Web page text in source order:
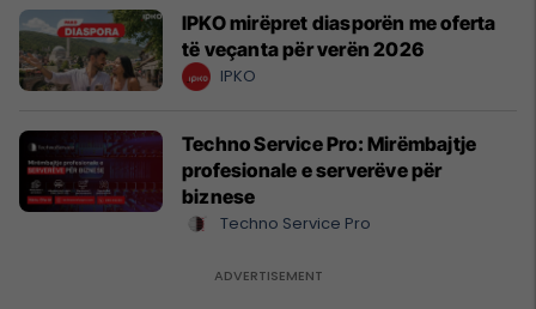
IPKO mirëpret diasporën me oferta
të veçanta për verën 2026
IPKO
Techno Service Pro: Mirëmbajtje
profesionale e serverëve për
biznese
Techno Service Pro